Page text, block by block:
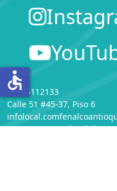
(604)5112133
Calle 51 #45-37, Piso 6
Departamento de
accessible